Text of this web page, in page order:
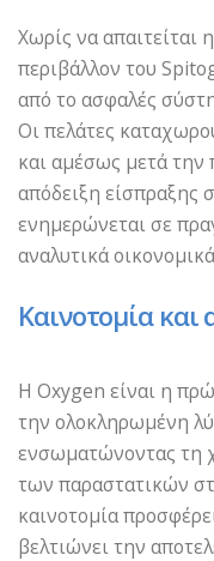
Χωρίς να απαιτείται
περιβάλλον του
από το ασφαλές
Οι πελάτες
και αμέσως μετά την
απόδειξη είσπραξης
ενημερώνεται σε
αναλυτικά
Καινοτομία και
Η Oxygen είναι η
την ολοκληρωμένη
ενσωματώνοντας τη
των παραστατικών
καινοτομία
βελτιώνει την